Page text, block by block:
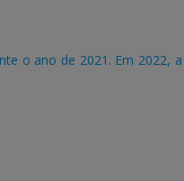
o ano de 2021. Em 2022,